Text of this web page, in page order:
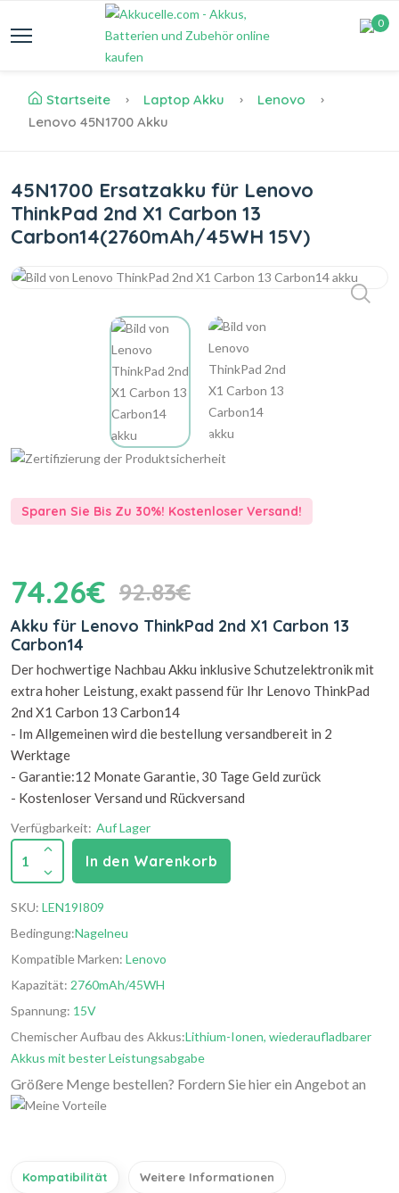
0
Startseite Laptop Akku
Lenovo
Lenovo 45N1700 Akku
45N1700 Ersatzakku für Lenovo
ThinkPad 2nd X1 Carbon 13
Carbon14(2760mAh/45WH 15V)
Sparen Sie Bis Zu 30%! Kostenloser Versand!
74.26€ 92.83€
Akku für Lenovo ThinkPad 2nd X1 Carbon 13
Carbon14
Der hochwertige Nachbau Akku inklusive Schutzelektronik mit
extra hoher Leistung, exakt passend für Ihr Lenovo ThinkPad
2nd X1 Carbon 13 Carbon14
- Im Allgemeinen wird die bestellung versandbereit in 2
Werktage
- Garantie:12 Monate Garantie, 30 Tage Geld zurück
- Kostenloser Versand und Rückversand
Verfügbarkeit: Auf Lager
1 In den Warenkorb
SKU: LEN19I809
Bedingung:Nagelneu
Kompatible Marken: Lenovo
Kapazität: 2760mAh/45WH
Spannung: 15V
Chemischer Aufbau des Akkus:Lithium-Ionen, wiederaufladbarer
Akkus mit bester Leistungsabgabe
Größere Menge bestellen? Fordern Sie hier ein Angebot an
Kompatibilität Weitere Informationen